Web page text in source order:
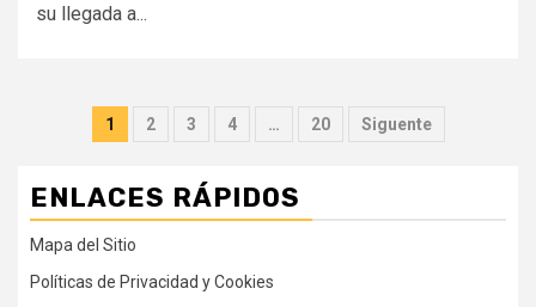
su llegada a...
Paginación
entradas
1 2 3 4 … 20 Siguente
ENLACES RÁPIDOS
Mapa del Sitio
Políticas de Privacidad y Cookies